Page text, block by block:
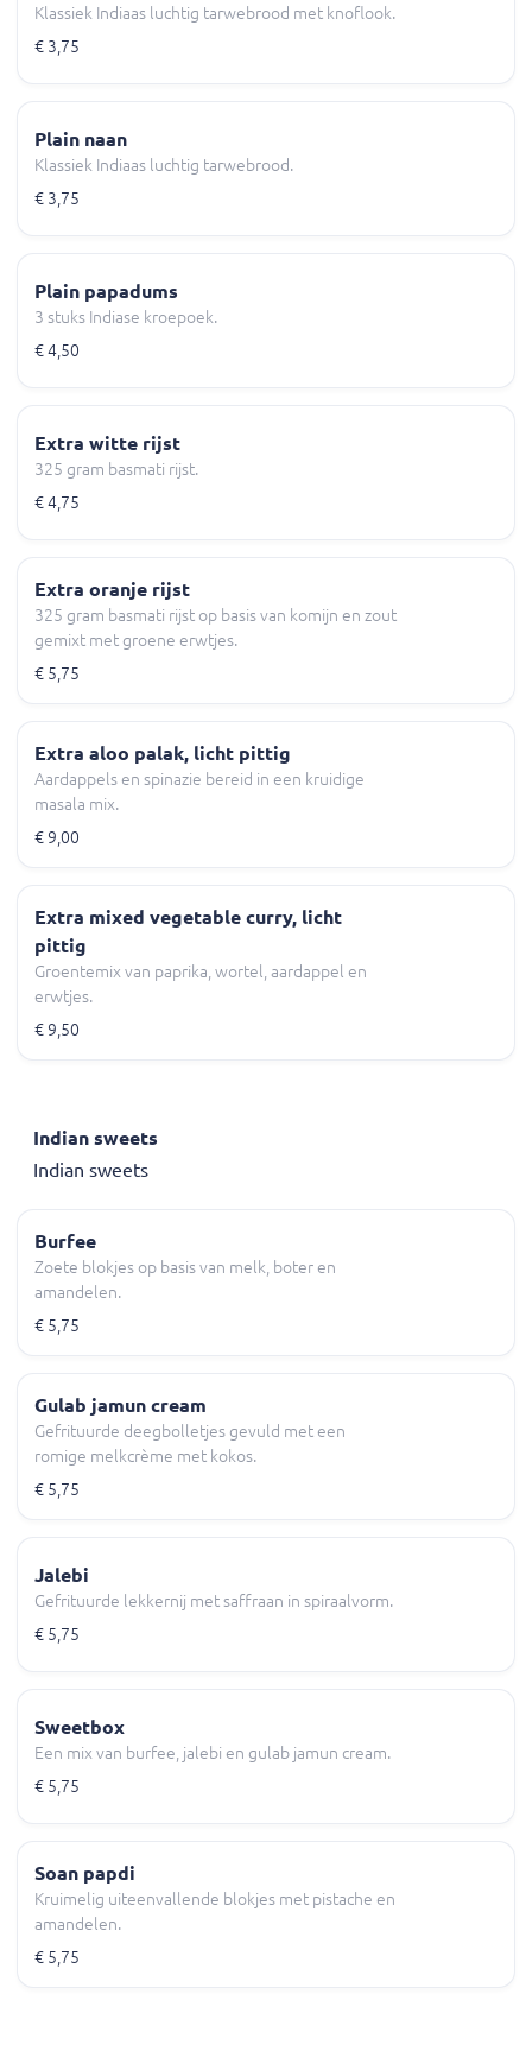
Klassiek Indiaas luchtig tarwebrood met knoflook.
€ 3,75
Plain naan
Klassiek Indiaas luchtig tarwebrood.
€ 3,75
Plain papadums
3 stuks Indiase kroepoek.
€ 4,50
Extra witte rijst
325 gram basmati rijst.
€ 4,75
Extra oranje rijst
325 gram basmati rijst op basis van komijn en zout
gemixt met groene erwtjes.
€ 5,75
Extra aloo palak, licht pittig
Aardappels en spinazie bereid in een kruidige
masala mix.
€ 9,00
Extra mixed vegetable curry, licht
pittig
Groentemix van paprika, wortel, aardappel en
erwtjes.
€ 9,50
Indian sweets
Indian sweets
Burfee
Zoete blokjes op basis van melk, boter en
amandelen.
€ 5,75
Gulab jamun cream
Gefrituurde deegbolletjes gevuld met een
romige melkcrème met kokos.
€ 5,75
Jalebi
Gefrituurde lekkernij met saffraan in spiraalvorm.
€ 5,75
Sweetbox
Een mix van burfee, jalebi en gulab jamun cream.
€ 5,75
Soan papdi
Kruimelig uiteenvallende blokjes met pistache en
amandelen.
€ 5,75